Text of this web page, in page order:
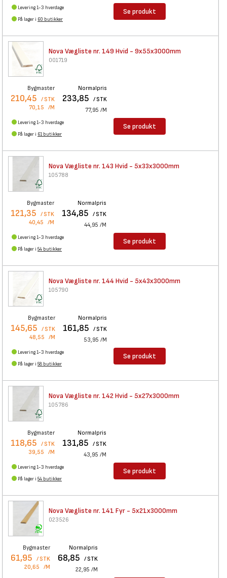
Levering 1-3 hverdage
På lager i 60 butikker
Se produkt
Nova Vægliste nr. 149 Hvid - 9x55x3000mm
001719
Bygmaster
210,45 / STK
70,15 /M
Normalpris
233,85 / STK
77,95 /M
Levering 1-3 hverdage
På lager i 61 butikker
Se produkt
Nova Vægliste nr. 143 Hvid - 5x33x3000mm
105788
Bygmaster
121,35 / STK
40,45 /M
Normalpris
134,85 / STK
44,95 /M
Levering 1-3 hverdage
På lager i 54 butikker
Se produkt
Nova Vægliste nr. 144 Hvid - 5x43x3000mm
105790
Bygmaster
145,65 / STK
48,55 /M
Normalpris
161,85 / STK
53,95 /M
Levering 1-3 hverdage
På lager i 58 butikker
Se produkt
Nova Vægliste nr. 142 Hvid - 5x27x3000mm
105786
Bygmaster
118,65 / STK
39,55 /M
Normalpris
131,85 / STK
43,95 /M
Levering 1-3 hverdage
På lager i 54 butikker
Se produkt
Nova Vægliste nr. 141 Fyr - 5x21x3000mm
023526
Bygmaster
61,95 / STK
20,65 /M
Normalpris
68,85 / STK
22,95 /M